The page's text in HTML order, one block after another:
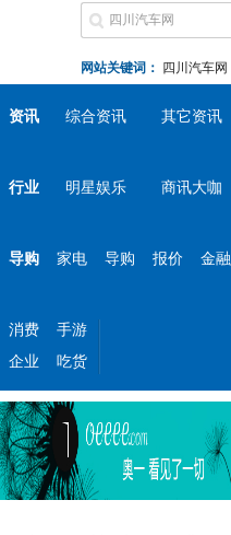
网站关键词： 四川汽车网
资讯 综合资讯 其它资讯
行业 明星娱乐 商讯大咖
导购 家电 导购 报价 金融
消费
手游
企业
吃货